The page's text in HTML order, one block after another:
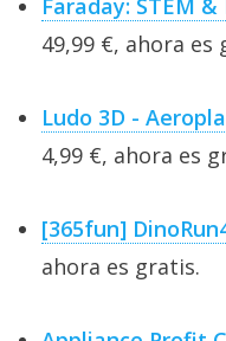
Faraday: STEM
49,99 €, ahora es
Ludo 3D -
4,99 €, ahora es
[365fun]
ahora es gratis.